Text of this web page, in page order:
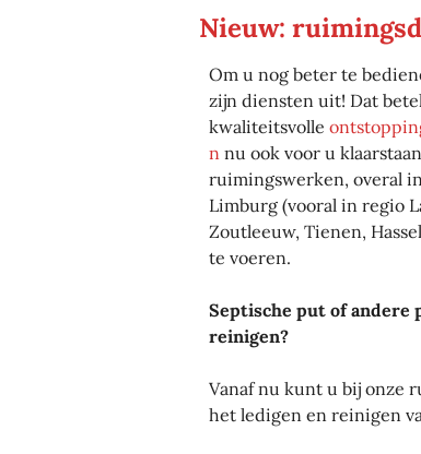
Nieuw:
Om u nog beter te
zijn diensten uit! Dat
kwaliteitsvolle
n nu ook voor u
ruimingswerken, overal
Limburg (vooral in regio
Zoutleeuw, Tienen,
te voeren.
Septische put of andere
reinigen?
Vanaf nu kunt u bij onze
het ledigen en reinigen